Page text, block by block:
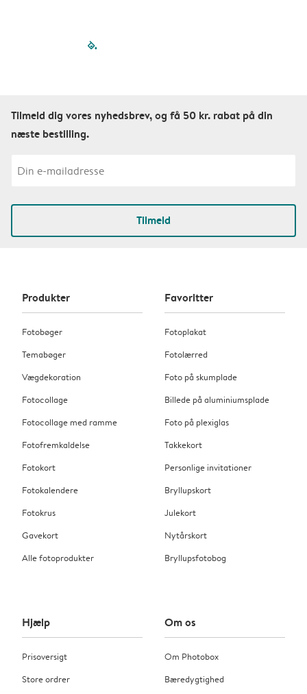
filled-pagination
Tilmeld dig vores nyhedsbrev, og få 50 kr. rabat på din
næste bestilling.
Tilmeld
Produkter
Fotobøger
Temabøger
Vægdekoration
Fotocollage
Fotocollage med ramme
Fotofremkaldelse
Fotokort
Fotokalendere
Fotokrus
Gavekort
Alle fotoprodukter
Favoritter
Fotoplakat
Fotolærred
Foto på skumplade
Billede på aluminiumsplade
Foto på plexiglas
Takkekort
Personlige invitationer
Bryllupskort
Julekort
Nytårskort
Bryllupsfotobog
Hjælp
Prisoversigt
Store ordrer
Om os
Om Photobox
Bæredygtighed